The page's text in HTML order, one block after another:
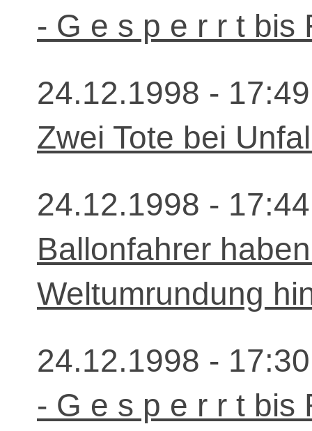
- G e s p e r r t bis
24.12.1998 -
Zwei Tote bei
24.12.1998 -
Ballonfahrer
Weltumrundung
24.12.1998 -
- G e s p e r r t bis